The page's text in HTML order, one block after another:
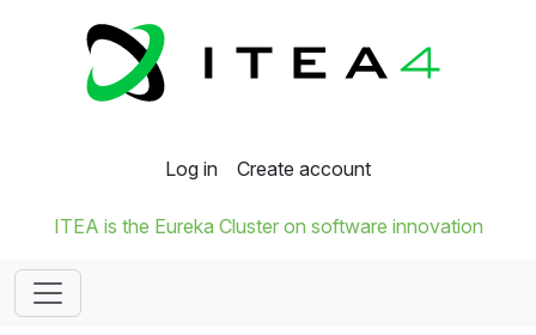
Log in Create account
ITEA is the Eureka Cluster on software innovation